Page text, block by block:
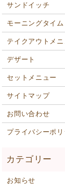
サンドイッチ
モーニングタイム
テイクアウトメニ
デザート
セットメニュー
サイトマップ
お問い合わせ
プライバシーポリ
お知らせ